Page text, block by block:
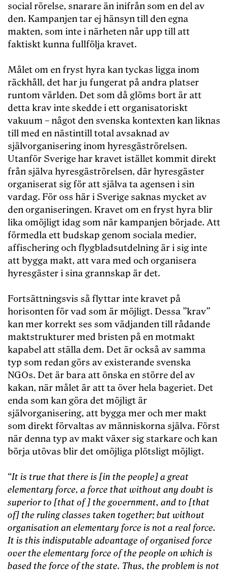
social rörelse, snarare än inifrån som en del av
den. Kampanjen tar ej hänsyn till den egna
makten, som inte i närheten når upp till att
faktiskt kunna fullfölja kravet.
Målet om en fryst hyra kan tyckas ligga inom
räckhåll, det har ju fungerat på andra platser
runtom världen. Det som då glöms bort är att
detta krav inte skedde i ett organisatoriskt
vakuum – något den svenska kontexten kan liknas
till med en nästintill total avsaknad av
självorganisering inom hyresgäströrelsen.
Utanför Sverige har kravet istället kommit direkt
från själva hyresgäströrelsen, där hyresgäster
organiserat sig för att själva ta agensen i sin
vardag. För oss här i Sverige saknas mycket av
den organiseringen. Kravet om en fryst hyra blir
lika omöjligt idag som när kampanjen började. Att
förmedla ett budskap genom sociala medier,
affischering och flygbladsutdelning är i sig inte
att bygga makt, att vara med och organisera
hyresgäster i sina grannskap är det.
Fortsättningsvis så flyttar inte kravet på
horisonten för vad som är möjligt. Dessa ”krav”
kan mer korrekt ses som vädjanden till rådande
maktstrukturer med bristen på en motmakt
kapabel att ställa dem. Det är också av samma
typ som redan görs av existerande svenska
NGOs. Det är bara att önska en större del av
kakan, när målet är att ta över hela bageriet. Det
enda som kan göra det möjligt är
självorganisering, att bygga mer och mer makt
som direkt förvaltas av människorna själva. Först
när denna typ av makt växer sig starkare och kan
börja utövas blir det omöjliga plötsligt möjligt.
“It is true that there is [in the people] a great
elementary force, a force that without any doubt is
superior to [that of ] the government, and to [that
of] the ruling classes taken together; but without
organisation an elementary force is not a real force.
It is this indisputable advantage of organised force
over the elementary force of the people on which is
based the force of the state. Thus, the problem is not